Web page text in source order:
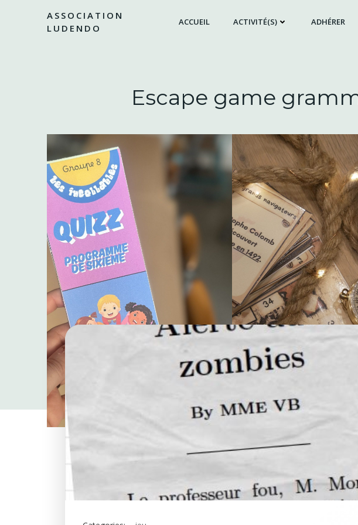
ASSOCIATION
LUDENDO
ACCUEIL ACTIVITÉ(S) ADHÉRER
Escape game